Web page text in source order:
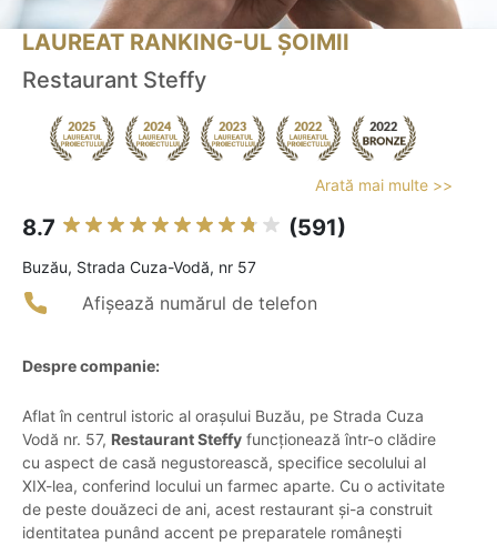
LAUREAT RANKING-UL ȘOIMII
Restaurant Steffy
Arată mai multe >>
8.7 (591)
Buzău, Strada Cuza-Vodă, nr 57
Afișează numărul de telefon
Despre companie:
Aflat în centrul istoric al orașului Buzău, pe Strada Cuza
Vodă nr. 57, Restaurant Steffy funcționează într-o clădire
cu aspect de casă negustorească, specifice secolului al
XIX-lea, conferind locului un farmec aparte. Cu o activitate
de peste douăzeci de ani, acest restaurant și-a construit
identitatea punând accent pe preparatele românești